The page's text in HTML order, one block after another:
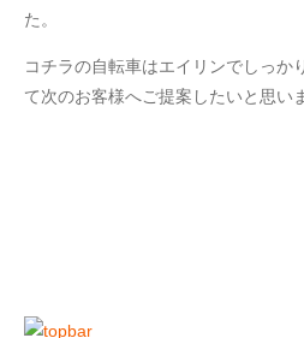
た。
コチラの自転車はエイリンでしっか
て次のお客様へご提案したいと思い